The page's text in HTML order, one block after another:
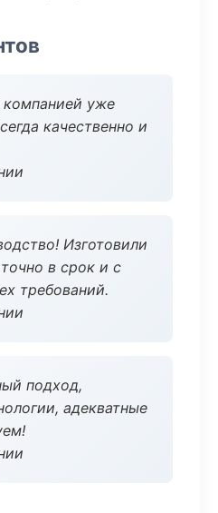
компанией уже
качественно и
Изготовили
в срок и с
требований.
подход,
адекватные